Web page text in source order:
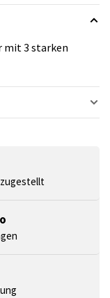
mit 3 starken